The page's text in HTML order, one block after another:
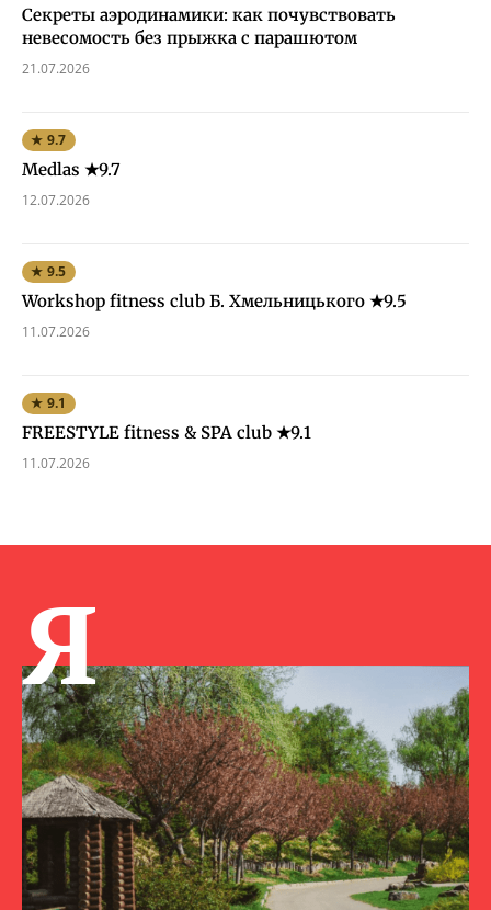
Секреты аэродинамики: как почувствовать
невесомость без прыжка с парашютом
21.07.2026
★ 9.7
Medlas ★9.7
12.07.2026
★ 9.5
Workshop fitness club Б. Хмельницького ★9.5
11.07.2026
★ 9.1
FREESTYLE fitness & SPA club ★9.1
11.07.2026
Я